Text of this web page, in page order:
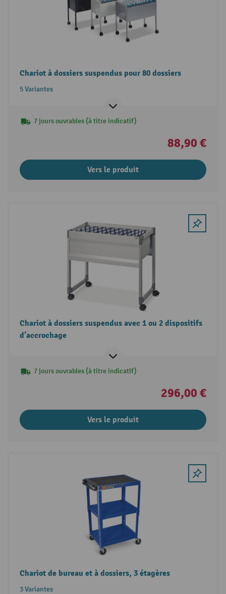
Chariot à dossiers suspendus pour 80 dossiers
5 Variantes
7 jours ouvrables (à titre indicatif)
88,90 €
Vers le produit
Chariot à dossiers suspendus avec 1 ou 2 dispositifs
d’accrochage
7 jours ouvrables (à titre indicatif)
296,00 €
Vers le produit
Chariot de bureau et à dossiers, 3 étagères
3 Variantes